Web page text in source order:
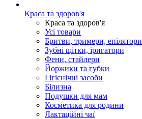
Краса та здоров'я
Краса та здоров'я
Усі товари
Бритви, тримери, епілятори
Зубні щітки, іригатори
Фени, стайлери
Йоржики та губки
Гігієнічні засоби
Білизна
Подушки для мам
Косметика для родини
Лактаційні чаї